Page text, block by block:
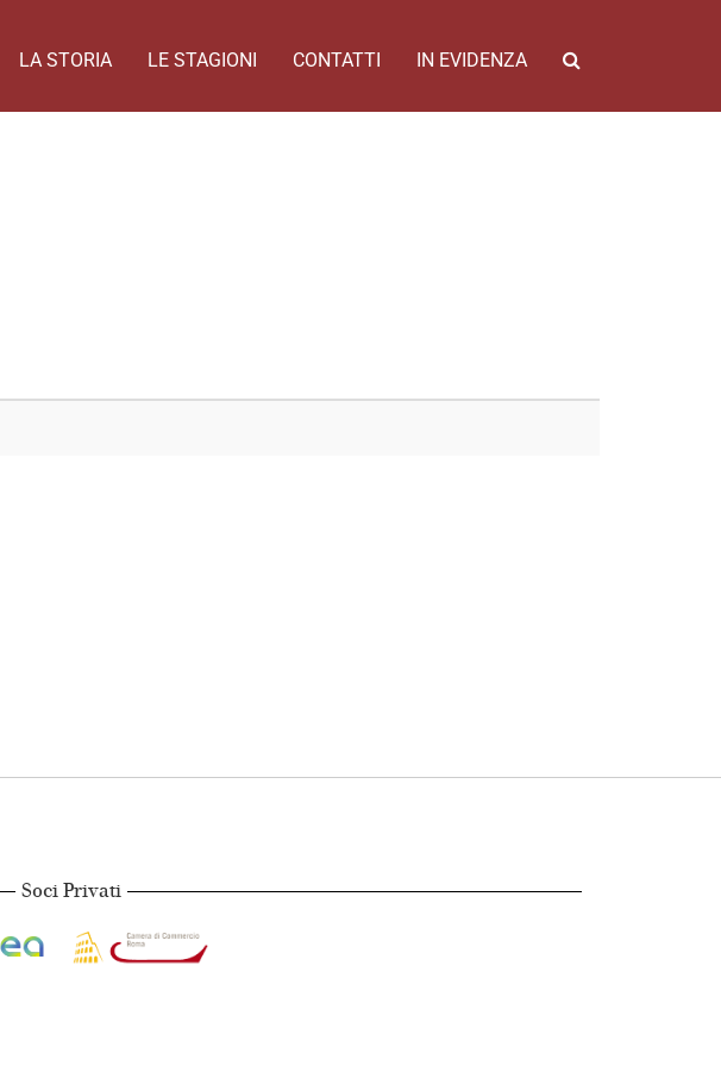
LA STORIA LE STAGIONI CONTATTI IN EVIDENZA
Soci Privati